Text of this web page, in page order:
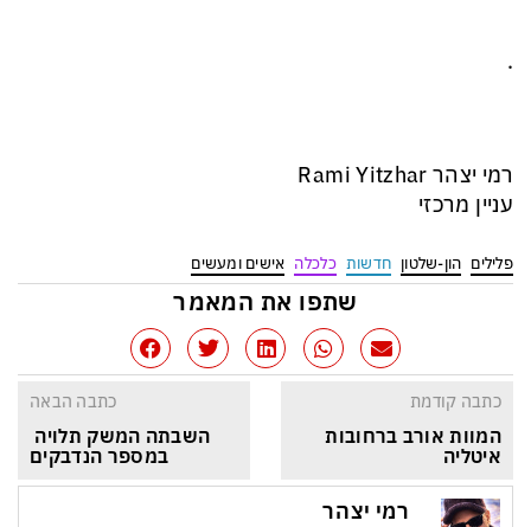
.
רמי יצהר Rami Yitzhar
עניין מרכזי
פלילים הון-שלטון חדשות כלכלה אישים ומעשים
שתפו את המאמר
כתבה קודמת
המוות אורב ברחובות
איטליה
כתבה הבאה
השבתה המשק תלויה
במספר הנדבקים
רמי יצהר